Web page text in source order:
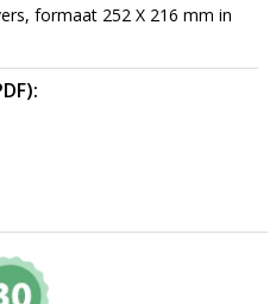
formaat 252 X 216 mm in